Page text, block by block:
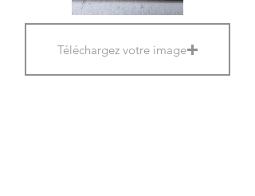
Téléchargez votre image